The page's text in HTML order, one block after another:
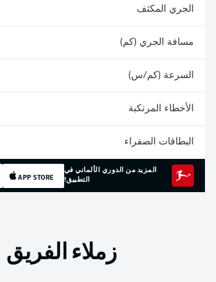
الجري المكثف
مسافة الجري (كم)
السرعة (كم/س)
الأخطاء المرتكبة
البطاقات الصفراء
المزيد من الدوري الألماني في
التطبيق!
APP STORE
زملاء الفريق